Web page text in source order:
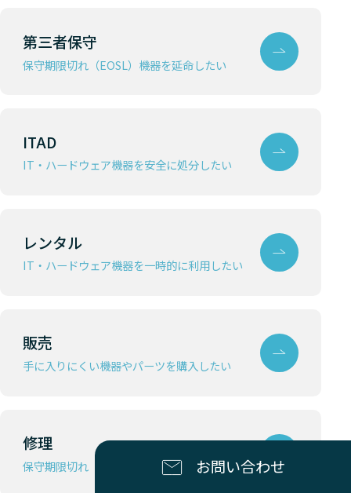
第三者保守
保守期限切れ（EOSL）機器を延命したい
ITAD
IT・ハードウェア機器を安全に処分したい
レンタル
IT・ハードウェア機器を一時的に利用したい
販売
手に入りにくい機器やパーツを購入したい
修理
保守期限切れ（EOSL）機器を修理したいお問い合わせ